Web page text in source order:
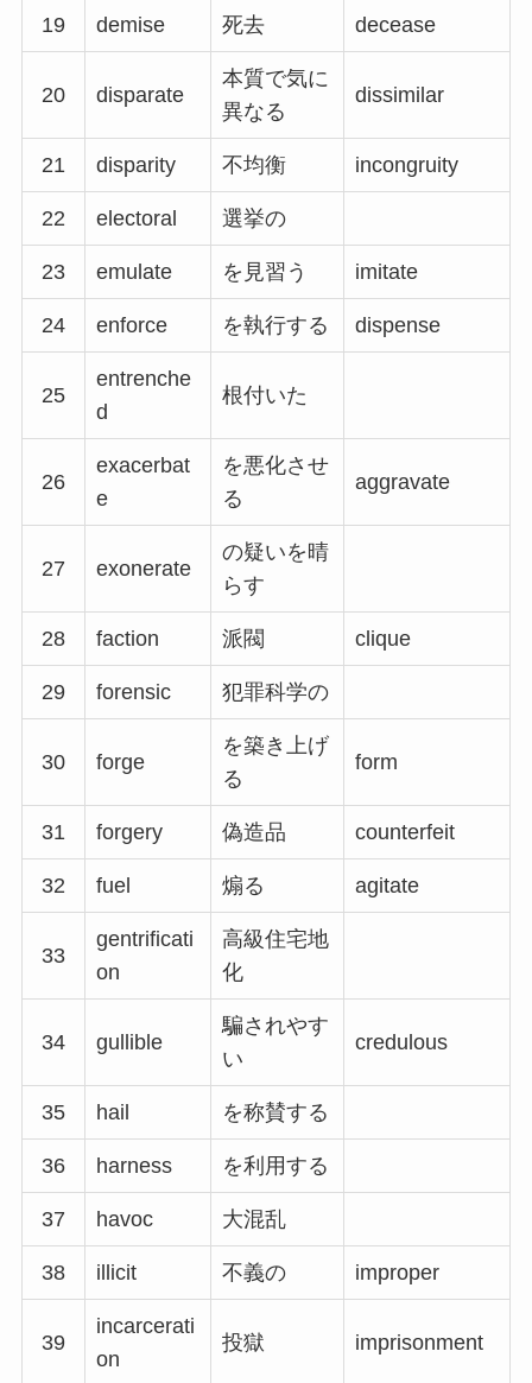
19 demise 死去 decease
20 disparate
本質で気に
異なる
dissimilar
21 disparity 不均衡 incongruity
22 electoral 選挙の
23 emulate を見習う imitate
24 enforce を執行する dispense
25
entrenche
d
根付いた
26
exacerbat
e
を悪化させ
る
aggravate
27 exonerate
の疑いを晴
らす
28 faction 派閥 clique
29 forensic 犯罪科学の
30 forge
を築き上げ
る
form
31 forgery 偽造品 counterfeit
32 fuel 煽る agitate
33
gentrificati
on
高級住宅地
化
34 gullible
騙されやす
い
credulous
35 hail を称賛する
36 harness を利用する
37 havoc 大混乱
38 illicit 不義の improper
39
incarcerati
on
投獄 imprisonment